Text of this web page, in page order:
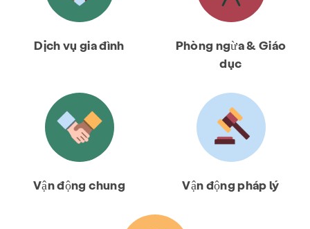
Dịch vụ gia đình
Phòng ngừa & Giáo
dục
Vận động chung Vận động pháp lý